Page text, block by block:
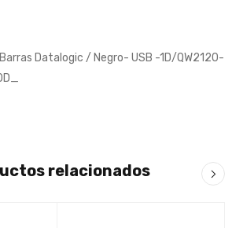
Datalogic / Negro- USB -1D/QW2120-
relacionados